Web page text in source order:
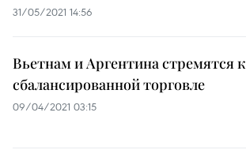
31/05/2021 14:56
Вьетнам и Аргентина стремятся к
сбалансированной торговле
09/04/2021 03:15